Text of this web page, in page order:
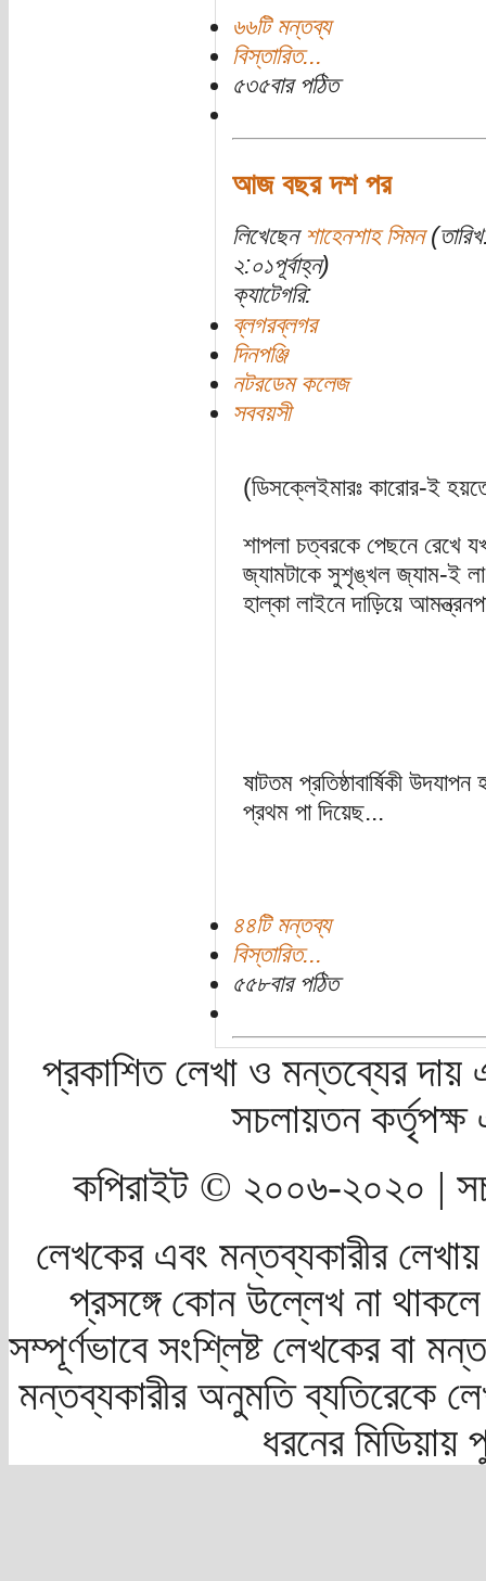
৬৬টি মন্তব্য
বিস্তারিত...
৫৩৫বার পঠিত
আজ বছর দশ পর
লিখেছেন শাহেনশাহ সিমন
২:০১পূর্বাহ্ন)
ক্যাটেগরি:
ব্লগরব্লগর
দিনপঞ্জি
নটরডেম কলেজ
সববয়সী
(ডিসক্লেইমারঃ কারোর-ই
শাপলা চত্বরকে পেছনে রেখে
জ্যামটাকে সুশৃঙ্খল জ্যাম-ই
হাল্কা লাইনে দাড়িয়ে
ষাটতম প্রতিষ্ঠাবার্ষিকী
প্রথম পা দিয়েছ...
৪৪টি মন্তব্য
বিস্তারিত...
৫৫৮বার পঠিত
প্রকাশিত লেখা ও মন্তব্যের দায়
সচলায়তন
কপিরাইট © ২০০৬-২০২০ |
লেখকের এবং মন্তব্যকারীর
প্রসঙ্গে কোন উল্লেখ না
সম্পূর্ণভাবে সংশ্লিষ্ট লেখকের বা
মন্তব্যকারীর অনুমতি ব্যতিরেকে
ধরনের মিডিয়ায়